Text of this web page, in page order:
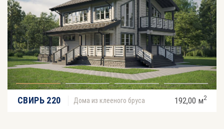
СВИРЬ 220 Дома из клееного бруса 192,00 м2